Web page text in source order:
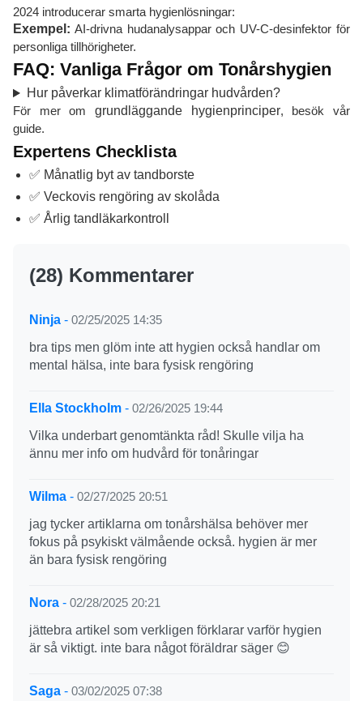
2024 introducerar smarta hygienlösningar:
Exempel: AI-drivna hudanalysappar och UV-C-desinfektor för
personliga tillhörigheter.
FAQ: Vanliga Frågor om Tonårshygien
Hur påverkar klimatförändringar hudvården?
För mer om grundläggande hygienprinciper, besök vår
guide.
Expertens Checklista
✅ Månatlig byt av tandborste
✅ Veckovis rengöring av skolåda
✅ Årlig tandläkarkontroll
(28) Kommentarer
Ninja - 02/25/2025 14:35
bra tips men glöm inte att hygien också handlar om
mental hälsa, inte bara fysisk rengöring
Ella Stockholm - 02/26/2025 19:44
Vilka underbart genomtänkta råd! Skulle vilja ha
ännu mer info om hudvård för tonåringar
Wilma - 02/27/2025 20:51
jag tycker artiklarna om tonårshälsa behöver mer
fokus på psykiskt välmående också. hygien är mer
än bara fysisk rengöring
Nora - 02/28/2025 20:21
jättebra artikel som verkligen förklarar varför hygien
är så viktigt. inte bara något föräldrar säger 😊
Saga - 03/02/2025 07:38